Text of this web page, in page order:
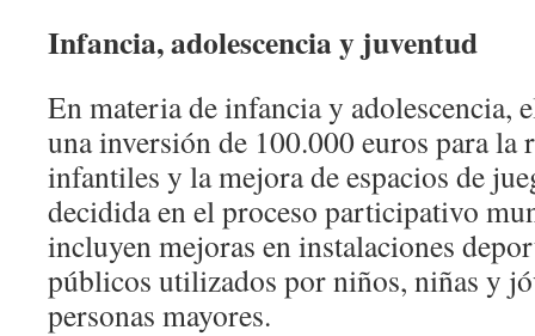
Infancia, adolescencia y juventud
En materia de infancia y adolescencia,
una inversión de 100.000 euros para la
infantiles y la mejora de espacios de
decidida en el proceso participativo
incluyen mejoras en instalaciones
públicos utilizados por niños, niñas y
personas mayores.